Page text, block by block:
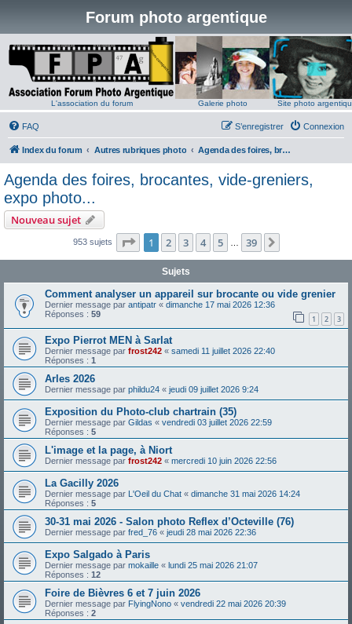
Forum photo argentique
L'association du forum Galerie photo Site photo
FAQ Connexion
S’enregistrer
Index du forum Autres rubriques photo Agenda des foires, brocantes, vide-greniers, expo photo...
Agenda des foires, brocantes, vide-greniers,
expo photo...
Nouveau sujet
953 sujets Page 1sur39
1 2 3 4 5 39
Sujets
Comment analyser un appareil sur brocante ou vide grenier
Dernier message par antipatr « dimanche 17 mai 2026 12:36
Réponses : 59 1 2 3
Expo Pierrot MEN à Sarlat
Dernier message par frost242 « samedi 11 juillet 2026 22:40
Réponses : 1
Arles 2026
Dernier message par phildu24 « jeudi 09 juillet 2026 9:24
Exposition du Photo-club chartrain (35)
Dernier message par Gildas « vendredi 03 juillet 2026 22:59
Réponses : 5
L'image et la page, à Niort
Dernier message par frost242 « mercredi 10 juin 2026 22:56
La Gacilly 2026
Dernier message par L'Oeil du Chat « dimanche 31 mai 2026 14:24
Réponses : 5
30-31 mai 2026 - Salon photo Reflex d’Octeville (76)
Dernier message par fred_76 « jeudi 28 mai 2026 22:36
Expo Salgado à Paris
Dernier message par mokaille « lundi 25 mai 2026 21:07
Réponses : 12
Foire de Bièvres 6 et 7 juin 2026
Dernier message par FlyingNono « vendredi 22 mai 2026 20:39
Réponses : 2